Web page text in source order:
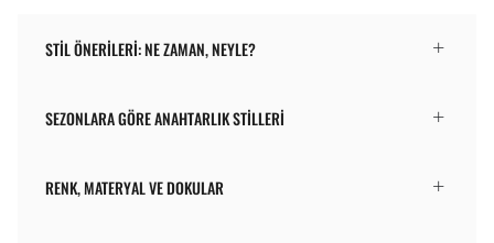
STIL ÖNERILERI: NE ZAMAN, NEYLE?
SEZONLARA GÖRE ANAHTARLIK STILLERI
RENK, MATERYAL VE DOKULAR